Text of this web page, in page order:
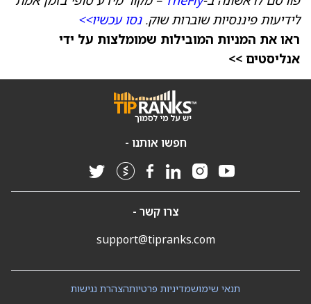
לידיעות פיננסיות שוברות שוק.נסו עכשיו>>
ראו את המניות המובילות שמומלצות על ידי
אנליסטים >>
חפשו אותנו -
צרו קשר -
support@tipranks.com
הצהרת נגישותמדיניות פרטיותתנאי שימוש